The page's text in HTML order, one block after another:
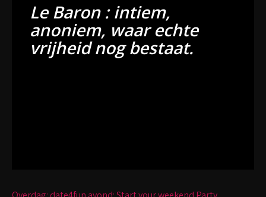
Le Baron : intiem,
anoniem, waar echte
vrijheid nog bestaat.